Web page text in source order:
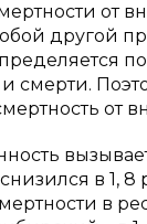
от
другой
смерти.
снизился в 1,
в